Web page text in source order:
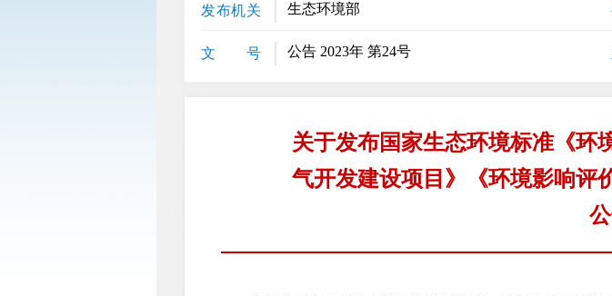
发布机关 生态环境部
文 号 公告 2023年 第24号
关于发布国家生态环境标准《环
气开发建设项目》《环境影响评